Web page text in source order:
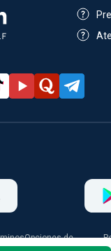
Opciones de